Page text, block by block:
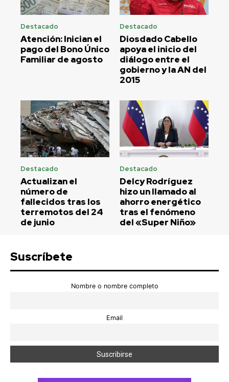
Destacado
Atención: Inician el
pago del Bono Único
Familiar de agosto
Destacado
Diosdado Cabello
apoya el inicio del
diálogo entre el
gobierno y la AN del
2015
Destacado
Actualizan el
número de
fallecidos tras los
terremotos del 24
de junio
Destacado
Delcy Rodríguez
hizo un llamado al
ahorro energético
tras el fenómeno
del «Super Niño»
Suscríbete
Nombre o nombre completo
Email